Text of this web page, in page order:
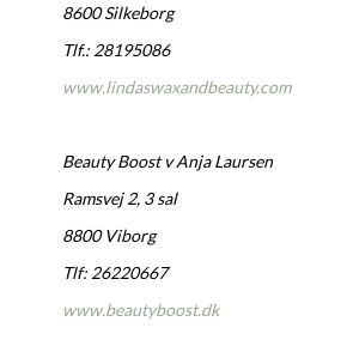
8600 Silkeborg
Tlf.: 28195086
www.lindaswaxandbeauty.com
Beauty Boost v Anja Laursen
Ramsvej 2, 3 sal
8800 Viborg
Tlf: 26220667
www.beautyboost.dk